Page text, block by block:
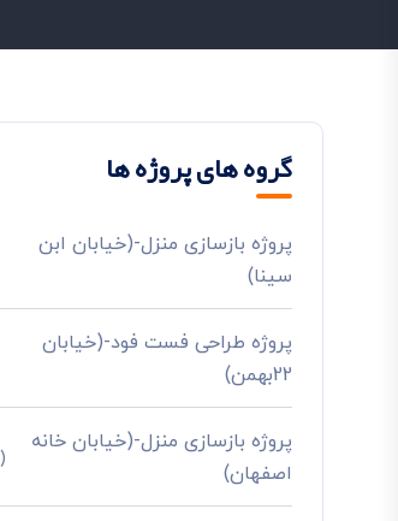
گروه های پروژه ها
پروژه بازسازی منزل-(خیابان ابن
سینا)
پروژه طراحی فست فود-(خیابان
22بهمن)
پروژه بازسازی منزل-(خیابان خانه
اصفهان)
(24)